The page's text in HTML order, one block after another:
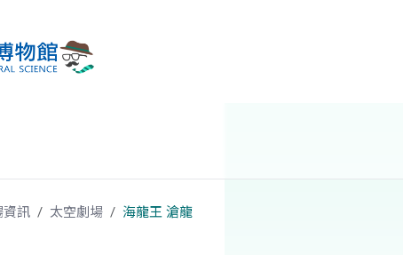
資訊 太空劇場 海龍王 滄龍